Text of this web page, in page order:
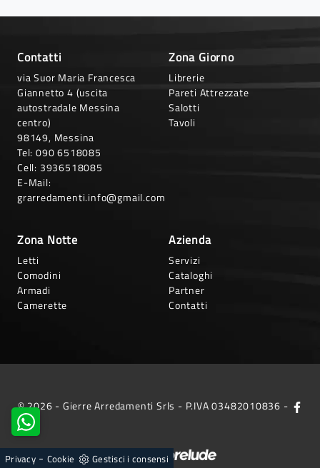
Contatti
via Suor Maria Francesca
Giannetto 4 (uscita
autostradale Messina
centro)
98149, Messina
Tel: 090 6518085
Cell: 3936518085
E-Mail:
grarredamenti.info@gmail.com
Zona Giorno
Librerie
Pareti Attrezzate
Salotti
Tavoli
Zona Notte
Letti
Comodini
Armadi
Camerette
Azienda
Servizi
Cataloghi
Partner
Contatti
© 2026 - Gierre Arredamenti Srls - P.IVA 03482010836 -
Powered by
Privacy- Cookie Gestisci i consensi